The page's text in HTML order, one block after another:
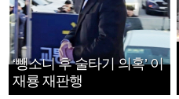
‘뺑소니 후 술타기 의혹’ 이
재룡 재판행